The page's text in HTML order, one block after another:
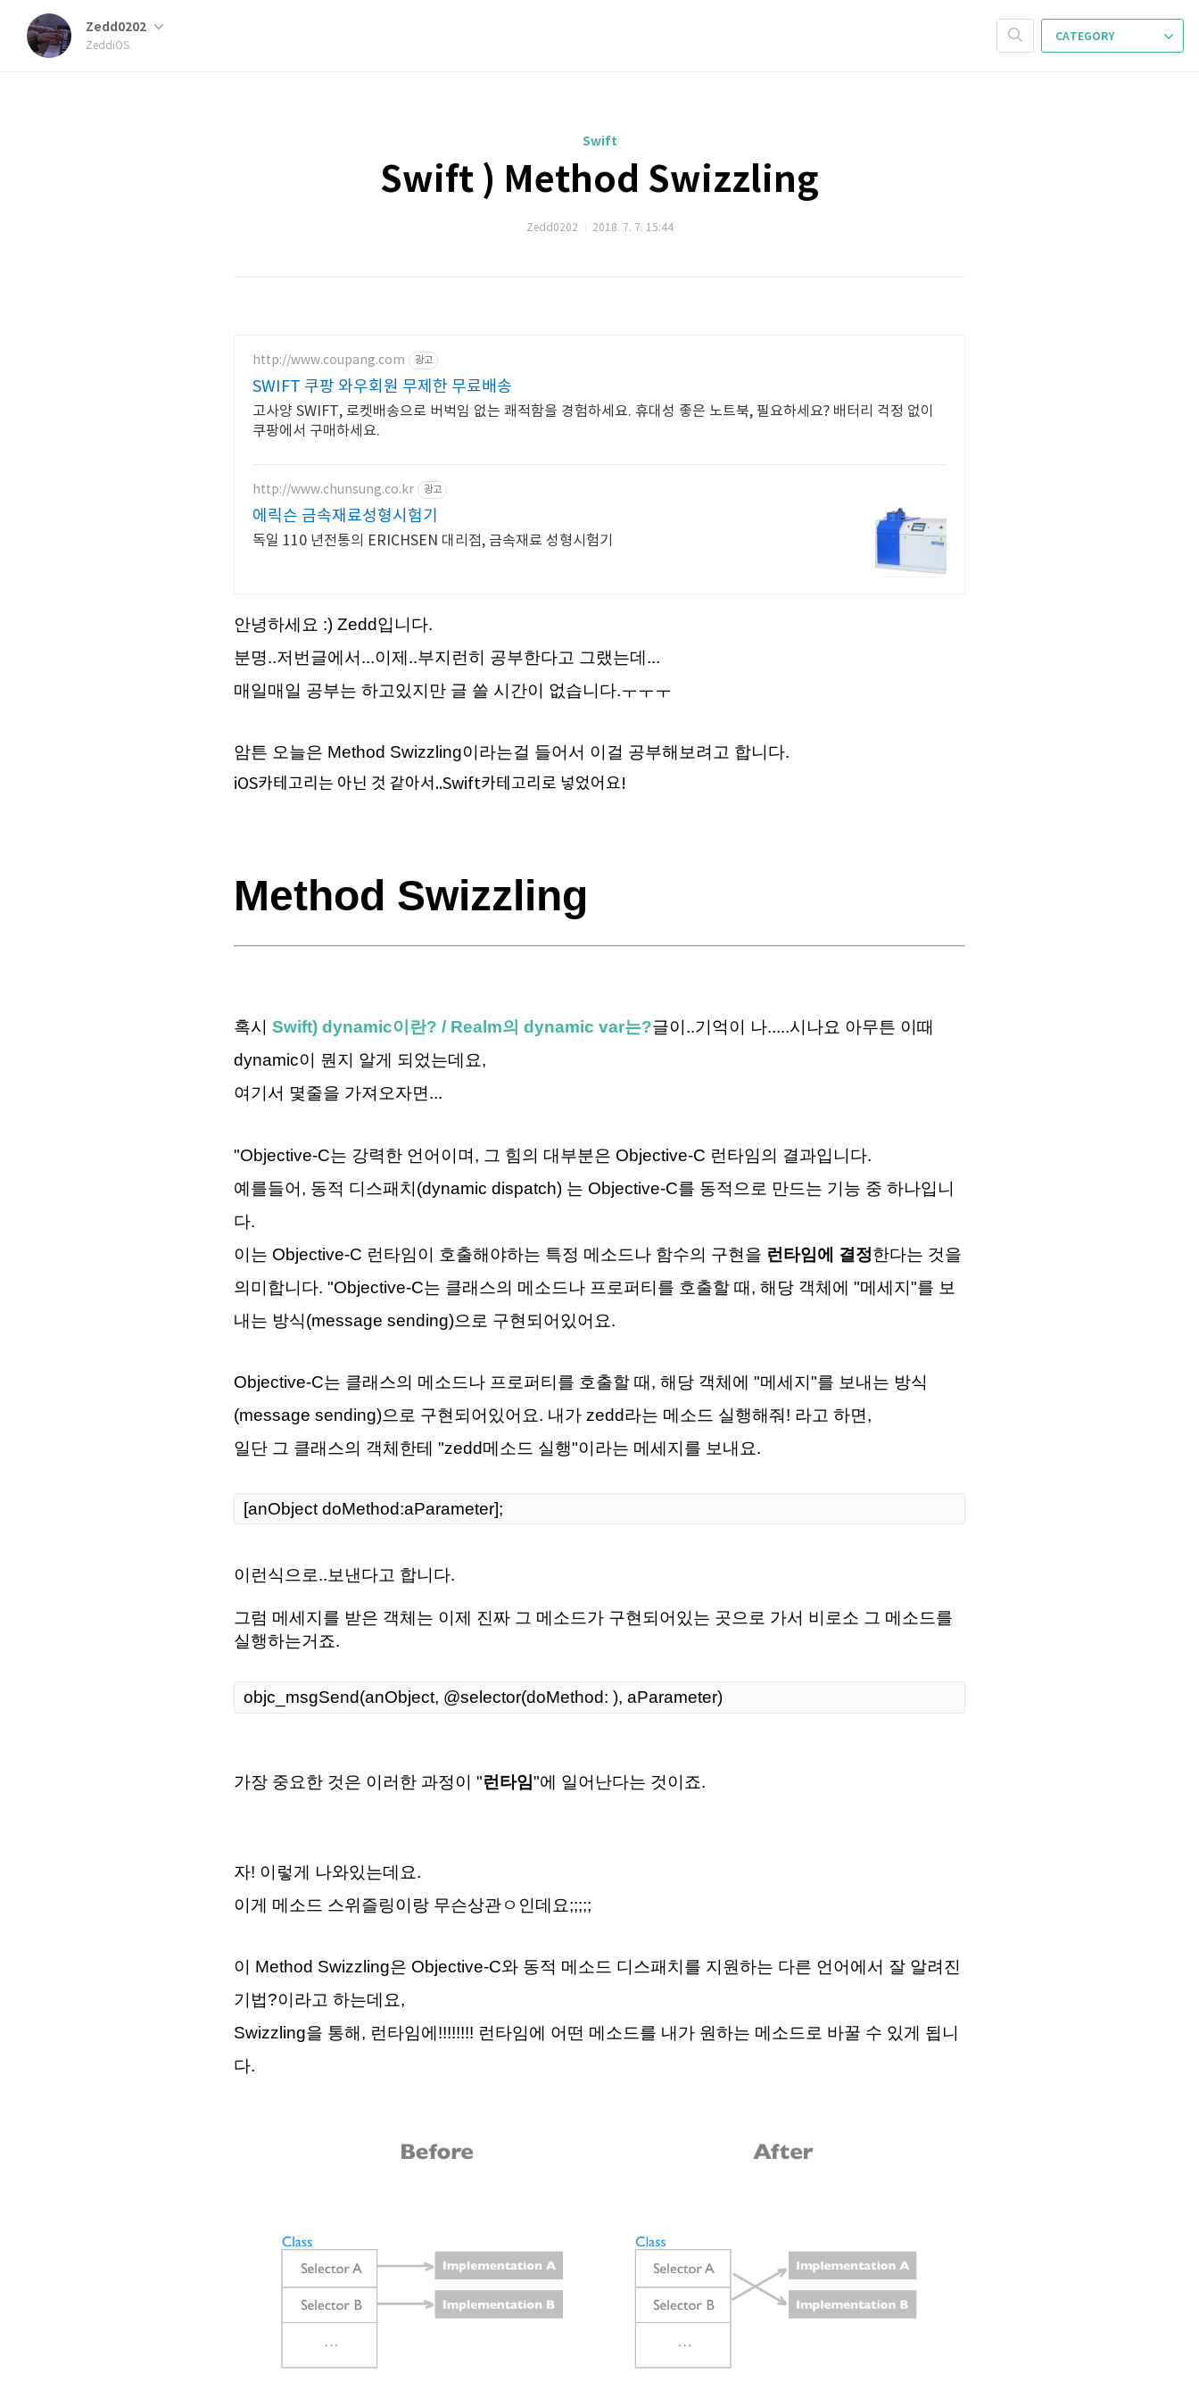
Zedd0202
ZeddiOS
CATEGORY
Swift
Swift ) Method Swizzling
Zedd0202 2018. 7. 7. 15:44
http://www.coupang.com 광고
SWIFT 쿠팡 와우회원 무제한 무료배송
고사양 SWIFT, 로켓배송으로 버벅임 없는 쾌적함을 경험하세요. 휴대성 좋은 노트북, 필요하세요? 배터리 걱정 없이
쿠팡에서 구매하세요.
http://www.chunsung.co.kr 광고
에릭슨 금속재료성형시험기
독일 110 년전통의 ERICHSEN 대리점, 금속재료 성형시험기
안녕하세요 :) Zedd입니다.
분명..저번글에서...이제..부지런히 공부한다고 그랬는데...
매일매일 공부는 하고있지만 글 쓸 시간이 없습니다.ㅜㅜㅜ
암튼 오늘은 Method Swizzling이라는걸 들어서 이걸 공부해보려고 합니다.
iOS카테고리는 아닌 것 같아서..Swift카테고리로 넣었어요!
Method Swizzling
혹시 Swift) dynamic이란? / Realm의 dynamic var는?글이..기억이 나.....시나요 아무튼 이때
dynamic이 뭔지 알게 되었는데요,
여기서 몇줄을 가져오자면...
"Objective-C는 강력한 언어이며, 그 힘의 대부분은 Objective-C 런타임의 결과입니다.
예를들어, 동적 디스패치(dynamic dispatch) 는 Objective-C를 동적으로 만드는 기능 중 하나입니
다.
이는 Objective-C 런타임이 호출해야하는 특정 메소드나 함수의 구현을 런타임에 결정한다는 것을
의미합니다. "Objective-C는 클래스의 메소드나 프로퍼티를 호출할 때, 해당 객체에 "메세지"를 보
내는 방식(message sending)으로 구현되어있어요.
Objective-C는 클래스의 메소드나 프로퍼티를 호출할 때, 해당 객체에 "메세지"를 보내는 방식
(message sending)으로 구현되어있어요. 내가 zedd라는 메소드 실행해줘! 라고 하면,
일단 그 클래스의 객체한테 "zedd메소드 실행"이라는 메세지를 보내요.
[anObject doMethod:aParameter];
이런식으로..보낸다고 합니다.
그럼 메세지를 받은 객체는 이제 진짜 그 메소드가 구현되어있는 곳으로 가서 비로소 그 메소드를
실행하는거죠.
objc_msgSend(anObject, @selector(doMethod: ), aParameter)
가장 중요한 것은 이러한 과정이 "런타임"에 일어난다는 것이죠.
자! 이렇게 나와있는데요.
이게 메소드 스위즐링이랑 무슨상관ㅇ인데요;;;;;
이 Method Swizzling은 Objective-C와 동적 메소드 디스패치를 지원하는 다른 언어에서 잘 알려진
기법?이라고 하는데요,
Swizzling을 통해, 런타임에!!!!!!!! 런타임에 어떤 메소드를 내가 원하는 메소드로 바꿀 수 있게 됩니
다.